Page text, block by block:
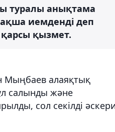
туралы анықтама
иемденді деп
қызмет.
Мыңбаев алаяқтық
салынды және
сол секілді